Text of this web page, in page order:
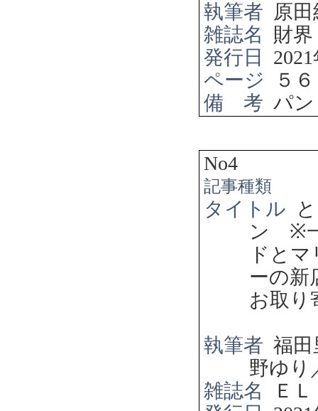
執筆者 原
雑誌名
財界
発行日
2021
ページ
５
備 考 パ
No4
記事種類
タイトル
ン ※
ドと
ーの新
お取り
執筆者 福田
野ゆり
雑誌名
Ｅ